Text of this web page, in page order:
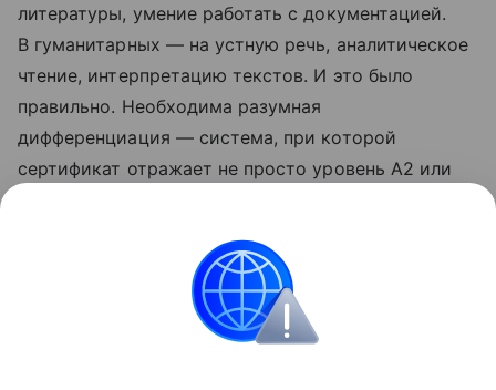
литературы, умение работать с документацией.
В гуманитарных — на устную речь, аналитическое
чтение, интерпретацию текстов. И это было
правильно. Необходима разумная
дифференциация — система, при которой
сертификат отражает не просто уровень А2 или
Эксклюзив Новости